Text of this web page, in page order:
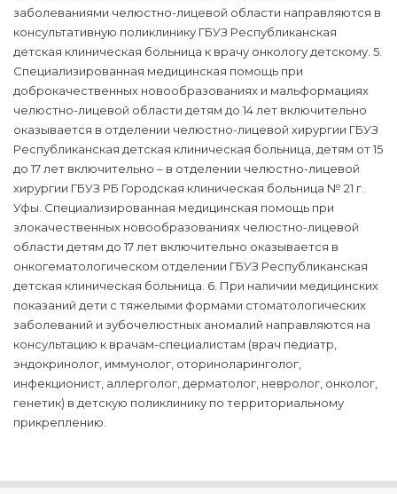
заболеваниями челюстно-лицевой области направляются в
консультативную поликлинику ГБУЗ Республиканская
детская клиническая больница к врачу онкологу детскому. 5.
Специализированная медицинская помощь при
доброкачественных новообразованиях и мальформациях
челюстно-лицевой области детям до 14 лет включительно
оказывается в отделении челюстно-лицевой хирургии ГБУЗ
Республиканская детская клиническая больница, детям от 15
до 17 лет включительно – в отделении челюстно-лицевой
хирургии ГБУЗ РБ Городская клиническая больница № 21 г.
Уфы. Специализированная медицинская помощь при
злокачественных новообразованиях челюстно-лицевой
области детям до 17 лет включительно оказывается в
онкогематологическом отделении ГБУЗ Республиканская
детская клиническая больница. 6. При наличии медицинских
показаний дети с тяжелыми формами стоматологических
заболеваний и зубочелюстных аномалий направляются на
консультацию к врачам-специалистам (врач педиатр,
эндокринолог, иммунолог, оториноларинголог,
инфекционист, аллерголог, дерматолог, невролог, онколог,
генетик) в детскую поликлинику по территориальному
прикреплению.